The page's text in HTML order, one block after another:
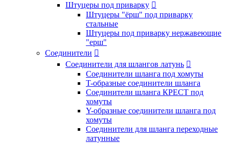
Штуцеры под приварку 
Штуцеры "ёрш" под приварку
стальные
Штуцеры под приварку нержавеющие
"ерш"
Соединители 
Соединители для шлангов латунь 
Соединители шланга под хомуты
T-образные соединители шланга
Соединители шланга КРЕСТ под
хомуты
Y-образные соединители шланга под
хомуты
Соединители для шланга переходные
латунные